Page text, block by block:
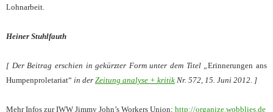
Lohnarbeit.
Heiner Stuhlfauth
[ Der Beitrag erschien in gekürzter Form unter dem Titel „Erinnerungen ans
Humpenproletariat“ in der Zeitung analyse + kritik Nr. 572, 15. Juni 2012. ]
Mehr Infos zur IWW Jimmy John’s Workers Union: http://organize.wobblies.de